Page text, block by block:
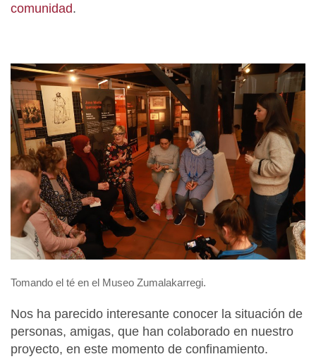
comunidad.
Tomando el té en el Museo Zumalakarregi.
Nos ha parecido interesante conocer la situación de
personas, amigas, que han colaborado en nuestro
proyecto, en este momento de confinamiento.